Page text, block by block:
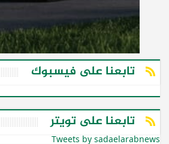
تابعنا على فيسبوك
تابعنا على تويتر
Tweets by sadaelarabnews